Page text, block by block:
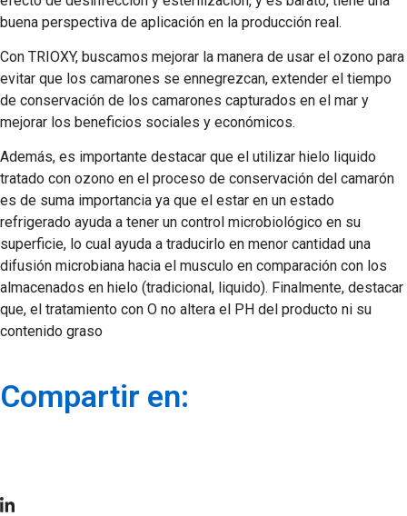
buena perspectiva de aplicación en la producción real.
Con TRIOXY, buscamos mejorar la manera de usar el ozono para
evitar que los camarones se ennegrezcan, extender el tiempo
de conservación de los camarones capturados en el mar y
mejorar los beneficios sociales y económicos.
Además, es importante destacar que el utilizar hielo liquido
tratado con ozono en el proceso de conservación del camarón
es de suma importancia ya que el estar en un estado
refrigerado ayuda a tener un control microbiológico en su
superficie, lo cual ayuda a traducirlo en menor cantidad una
difusión microbiana hacia el musculo en comparación con los
almacenados en hielo (tradicional, liquido). Finalmente, destacar
que, el tratamiento con O no altera el PH del producto ni su
contenido graso
Compartir en: